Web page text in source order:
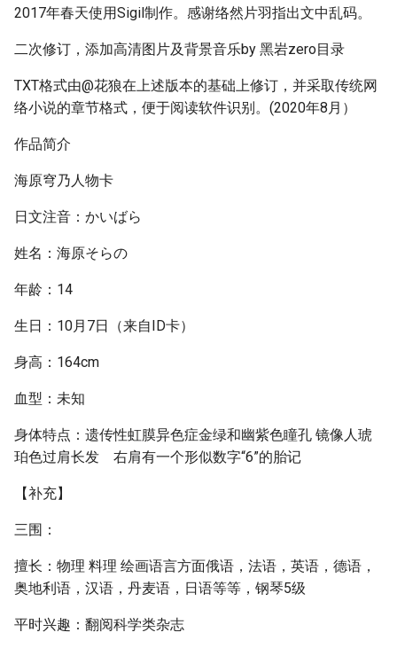
2017年春天使用Sigil制作。感谢络然片羽指出文中乱码。
二次修订，添加高清图片及背景音乐by 黑岩zero目录
TXT格式由@花狼在上述版本的基础上修订，并采取传统网
络小说的章节格式，便于阅读软件识别。(2020年8月）
作品简介
海原穹乃人物卡
日文注音：かいばら
姓名：海原そらの
年龄：14
生日：10月7日（来自ID卡）
身高：164cm
血型：未知
身体特点：遗传性虹膜异色症金绿和幽紫色瞳孔 镜像人琥
珀色过肩长发 右肩有一个形似数字“6”的胎记
【补充】
三围：
擅长：物理 料理 绘画语言方面俄语，法语，英语，德语，
奥地利语，汉语，丹麦语，日语等等，钢琴5级
平时兴趣：翻阅科学类杂志